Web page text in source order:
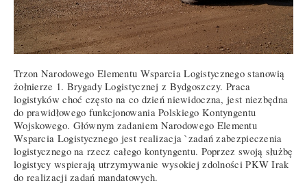
Trzon Narodowego Elementu Wsparcia Logistycznego stanowią
żołnierze 1. Brygady Logistycznej z Bydgoszczy. Praca
logistyków choć często na co dzień niewidoczna, jest niezbędna
do prawidłowego funkcjonowania Polskiego Kontyngentu
Wojskowego. Głównym zadaniem Narodowego Elementu
Wsparcia Logistycznego jest realizacja `zadań zabezpieczenia
logistycznego na rzecz całego kontyngentu. Poprzez swoją służbę
logistycy wspierają utrzymywanie wysokiej zdolności PKW Irak
do realizacji zadań mandatowych.